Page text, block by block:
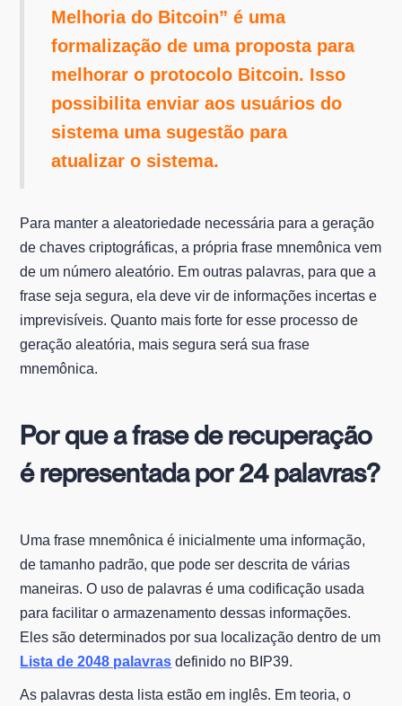
Melhoria do Bitcoin” é uma
formalização de uma proposta para
melhorar o protocolo Bitcoin. Isso
possibilita enviar aos usuários do
sistema uma sugestão para
atualizar o sistema.
Para manter a aleatoriedade necessária para a geração
de chaves criptográficas, a própria frase mnemônica vem
de um número aleatório. Em outras palavras, para que a
frase seja segura, ela deve vir de informações incertas e
imprevisíveis. Quanto mais forte for esse processo de
geração aleatória, mais segura será sua frase
mnemônica.
Por que a frase de recuperação
é representada por 24 palavras?
Uma frase mnemônica é inicialmente uma informação,
de tamanho padrão, que pode ser descrita de várias
maneiras. O uso de palavras é uma codificação usada
para facilitar o armazenamento dessas informações.
Eles são determinados por sua localização dentro de um
Lista de 2048 palavras definido no BIP39.
As palavras desta lista estão em inglês. Em teoria, o